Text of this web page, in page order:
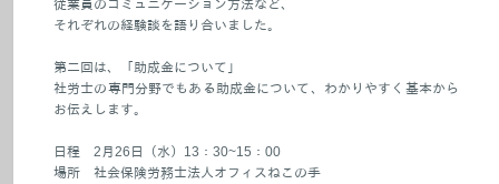
従業員のコミュニケーション方法など、
それぞれの経験談を語り合いました。
第二回は、「助成金について」
社労士の専門分野でもある助成金について、わかりやすく基本から
お伝えします。
日程 2月26日（水）13：30~15：00
場所 社会保険労務士法人オフィスねこの手